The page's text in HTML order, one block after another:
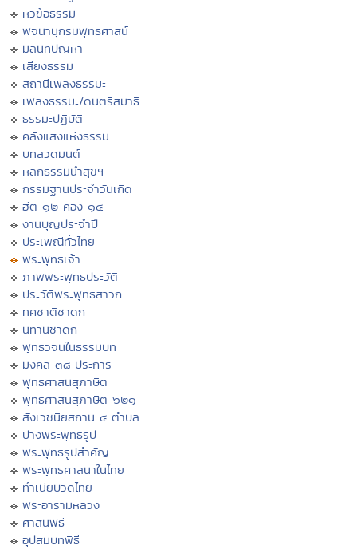
หัวข้อธรรม
พจนานุกรมพุทธศาสน์
มิลินทปัญหา
เสียงธรรม
สถานีเพลงธรรมะ
เพลงธรรมะ/ดนตรีสมาธิ
ธรรมะปฏิบัติ
คลังแสงแห่งธรรม
บทสวดมนต์
หลักธรรมนำสุขฯ
กรรมฐานประจำวันเกิด
ฮีต ๑๒ คอง ๑๔
งานบุญประจำปี
ประเพณีทั่วไทย
พระพุทธเจ้า
ภาพพระพุทธประวัติ
ประวัติพระพุทธสาวก
ทศชาติชาดก
นิทานชาดก
พุทธวจนในธรรมบท
มงคล ๓๘ ประการ
พุทธศาสนสุภาษิต
พุทธศาสนสุภาษิต ๖๒๑
สังเวชนียสถาน ๔ ตำบล
ปางพระพุทธรูป
พระพุทธรูปสำคัญ
พระพุทธศาสนาในไทย
ทำเนียบวัดไทย
พระอารามหลวง
ศาสนพิธี
อุปสมบทพิธี